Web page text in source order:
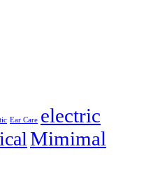
Ear Care electric
Mimimal